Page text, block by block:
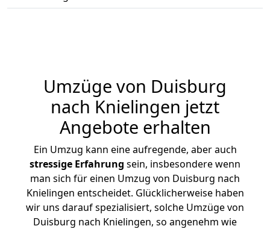
Umzüge von Duisburg
nach Knielingen jetzt
Angebote erhalten
Ein Umzug kann eine aufregende, aber auch
stressige Erfahrung sein, insbesondere wenn
man sich für einen Umzug von Duisburg nach
Knielingen entscheidet. Glücklicherweise haben
wir uns darauf spezialisiert, solche Umzüge von
Duisburg nach Knielingen, so angenehm wie